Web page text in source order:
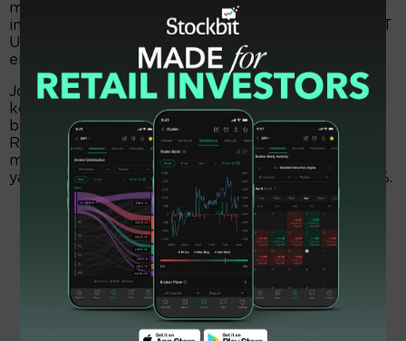
menyampaikan bahwa telah menerima dividen
interim dari anak usahanya yaitu ventura Bersama PT
Union Sampoerna Triputra Persada (USTP) dan
entitas anaknya pada tanggal 29 September 2025.
Joni Tjeng Corporate Secretary TAPG dalam
ketarangan tertulisnya Selasa (30/9) menuturkan
bahwa TAPG menerima dividen dari USTP sebesar
Rp450 miliar dimana USTP dan entitas anaknya
merupakan perusahaan ventura bersama dari TAPG
yang sahamnya dimiliki oleh Perseroan sebesar 50%.